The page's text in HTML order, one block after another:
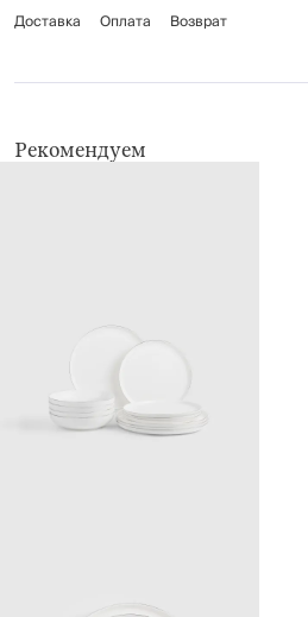
Материал: фарфор Porcelain.
не использовать для ухода
жесткие губки
Доставка
Оплата Возврат
Рекомендуем